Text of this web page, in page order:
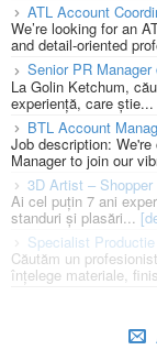
ATL Account
We’re looking for an
and detail-oriented
Senior PR
La Golin Ketchum,
experiență, care știe...
BTL Account
Job description:
Manager to join our
3D Artist –
Ai cel puțin 7 ani
standuri și plasări...
Specialist
Căutăm un
înțelege materiale,